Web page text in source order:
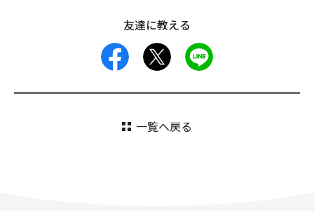
友達に教える
facebook
一覧へ戻る